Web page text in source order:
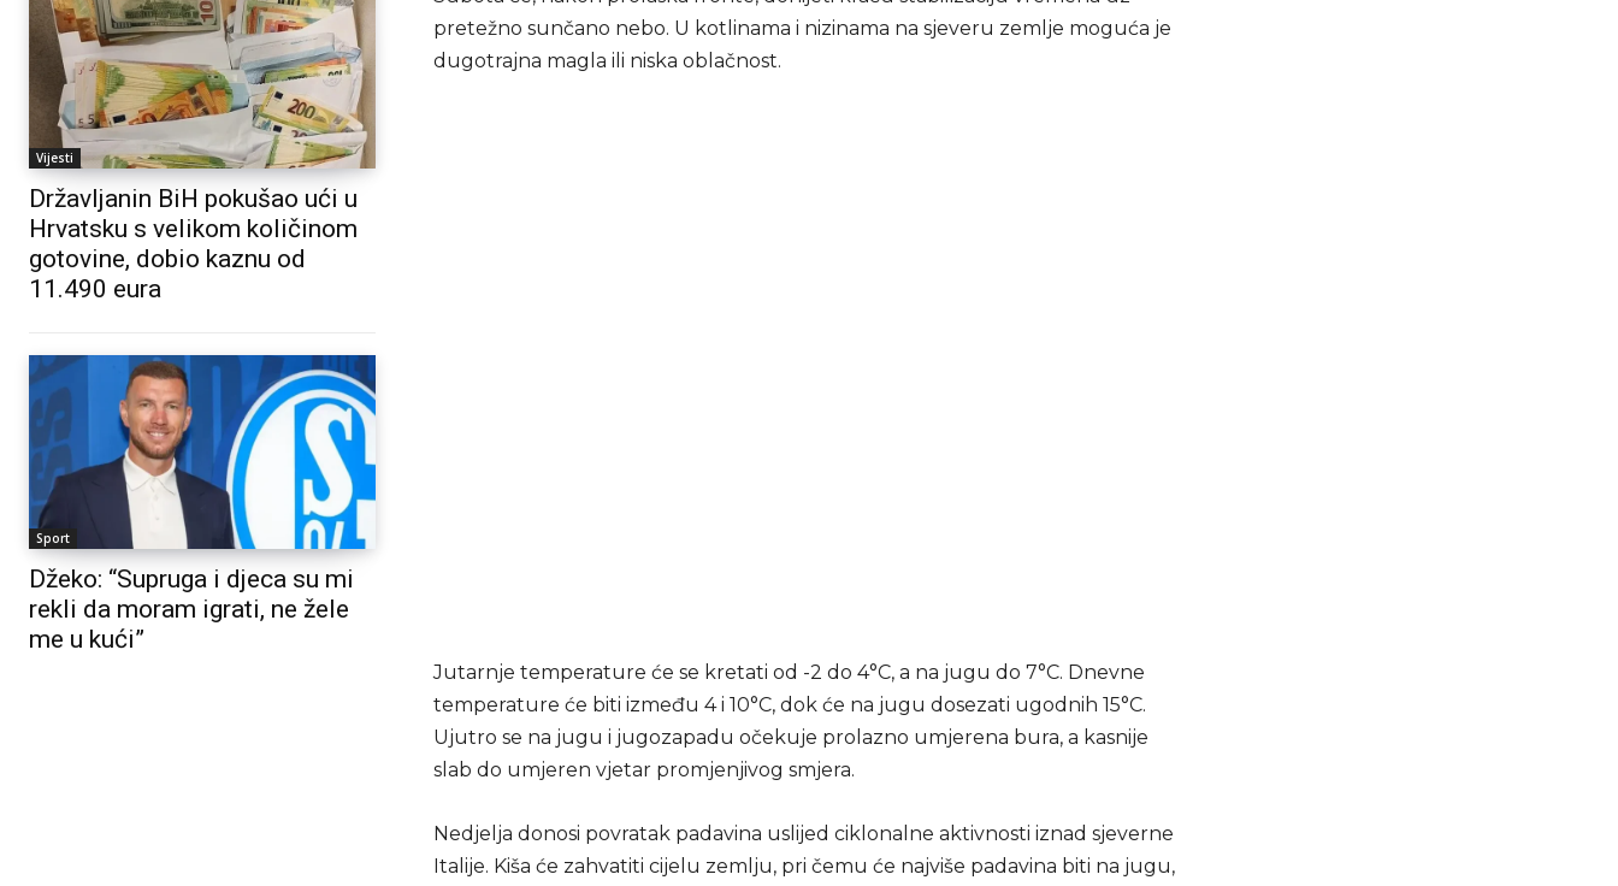
Vijesti
Državljanin BiH pokušao ući u
Hrvatsku s velikom količinom
gotovine, dobio kaznu od
11.490 eura
Sport
Džeko: “Supruga i djeca su mi
rekli da moram igrati, ne žele
me u kući”
pretežno sunčano nebo. U kotlinama i nizinama na sjeveru zemlje moguća je
dugotrajna magla ili niska oblačnost.
Jutarnje temperature će se kretati od -2 do 4°C, a na jugu do 7°C. Dnevne
temperature će biti između 4 i 10°C, dok će na jugu dosezati ugodnih 15°C.
Ujutro se na jugu i jugozapadu očekuje prolazno umjerena bura, a kasnije
slab do umjeren vjetar promjenjivog smjera.
Nedjelja donosi povratak padavina uslijed ciklonalne aktivnosti iznad sjeverne
Italije. Kiša će zahvatiti cijelu zemlju, pri čemu će najviše padavina biti na jugu,